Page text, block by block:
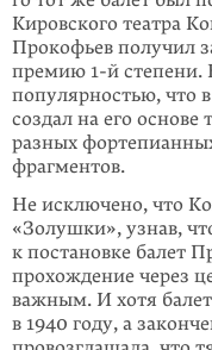
Кировского театра
Прокофьев получил
премию 1-й степени.
популярностью, что
создал на его
разных
фрагментов.
Не исключено, что
«Золушки», узнав,
к постановке балет
прохо­жде­ние через
важным. И хотя
в 1940 году, а